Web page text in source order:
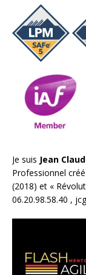
Je suis Jean
Professionnel
(2018) et «
06.20.98.58.40 ,